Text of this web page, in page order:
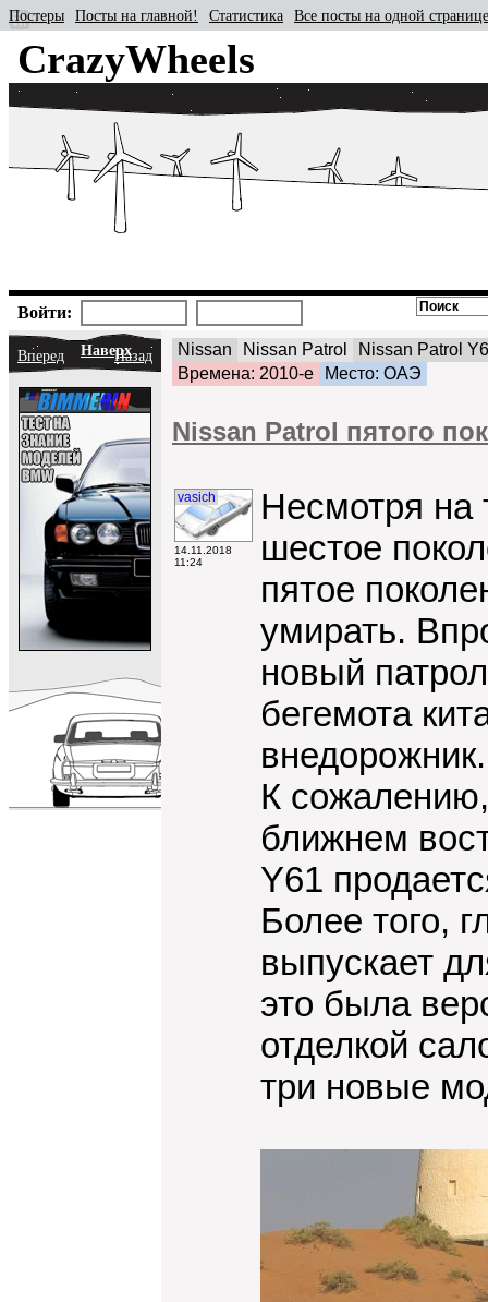
CrazyWheels
Постеры Посты на главной! Статистика Все посты на одной странице
Войти:
Вперед НаверхНазад Nissan Nissan Patrol
Nissan Patrol
Времена: 2010-е
Место: ОАЭ
Nissan Patrol пятого
vasich
14.11.2018
11:24
Несмотря на
шестое
пятое
умирать.
новый
бегемота
внедорожник.
К
ближнем
Y61
Более того,
выпускает
это была
отделкой
три новые